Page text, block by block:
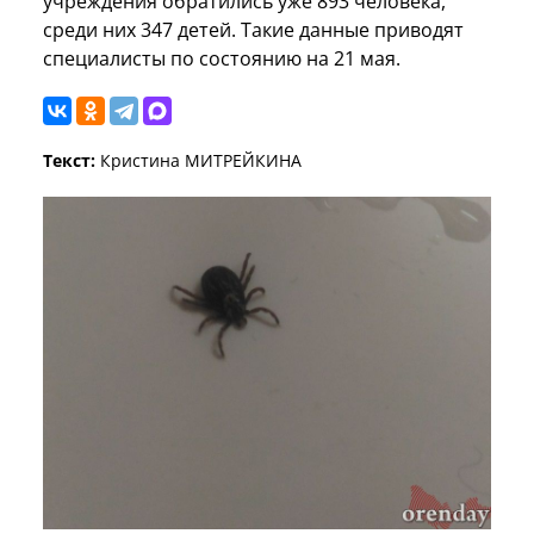
среди них 347 детей. Такие данные приводят
специалисты по состоянию на 21 мая.
Текст: Кристина МИТРЕЙКИНА